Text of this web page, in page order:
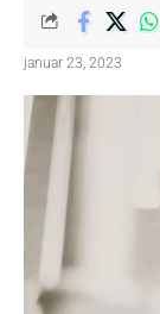
januar 23, 2023